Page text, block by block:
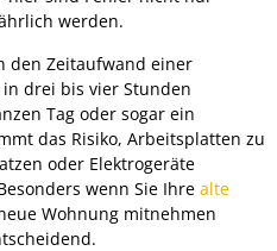
werden.
den Zeitaufwand einer
in drei bis vier Stunden
Tag oder sogar ein
das Risiko, Arbeitsplatten zu
oder Elektrogeräte
wenn Sie Ihre alte
Wohnung mitnehmen